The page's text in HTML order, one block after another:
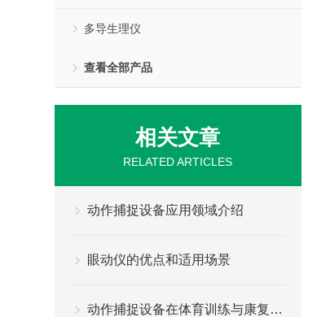
多导生理仪
查看全部产品
相关文章
RELATED ARTICLES
动作捕捉设备应用领域介绍
眼动仪的优点和适用场景
动作捕捉设备在体育训练与康复领域的应用：精准分析，提升效率